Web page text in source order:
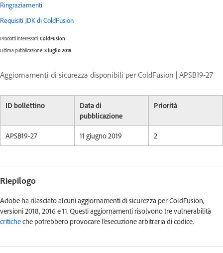
Ringraziamenti
Requisiti JDK di ColdFusion
Prodotti interessati:ColdFusion
Ultima pubblicazione:3 luglio 2019
Aggiornamenti di sicurezza disponibili per ColdFusion | APSB19-27
ID bollettino
Data di
pubblicazione
Priorità
APSB19-27 11 giugno 2019 2
Riepilogo
Adobe ha rilasciato alcuni aggiornamenti di sicurezza per ColdFusion,
versioni 2018, 2016 e 11. Questi aggiornamenti risolvono tre vulnerabilità
criticheche potrebbero provocare l'esecuzione arbitraria di codice.